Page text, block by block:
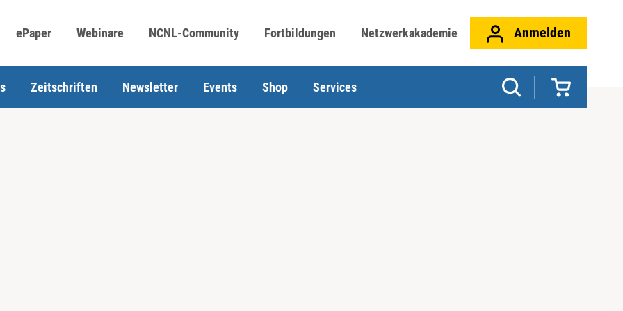
ePaper Webinare NCNL-Community Fortbildungen Netzwerkakademie Anmelden
Zeitschriften Newsletter Events Shop Services